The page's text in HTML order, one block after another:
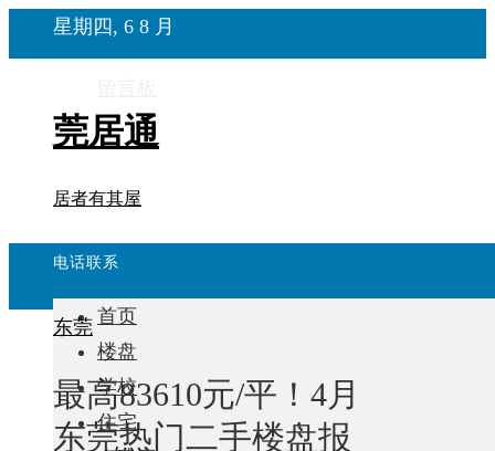
星期四, 6 8 月
莞居通
居者有其屋
电话联系
首页
楼盘
学校
住宅
东莞
最高83610元/平！4月
东莞热门二手楼盘报